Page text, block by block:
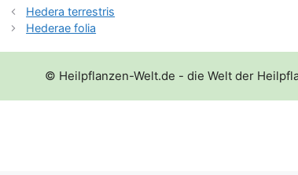
Hedera terrestris
Hederae folia
© Heilpflanzen-Welt.de - die Welt der